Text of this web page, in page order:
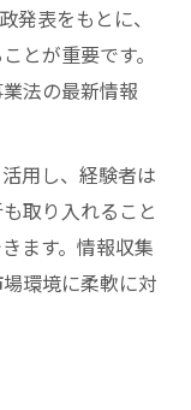
発表をもとに、
とが重要です。
法の最新情報
用し、経験者は
取り入れること
ます。情報収集
環境に柔軟に対